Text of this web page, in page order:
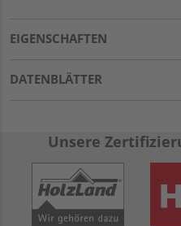
EIGENSCHAFTEN
DATENBLÄTTER
Unsere